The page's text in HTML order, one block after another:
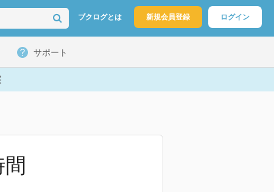
ブクログとは 新規会員登録 ログイン
サポート